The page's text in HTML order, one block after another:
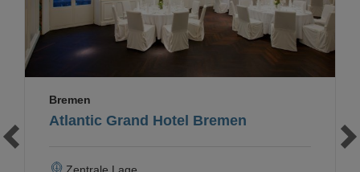
Atlantic Grand Hotel Bremen
Bremen
Zentrale Lage